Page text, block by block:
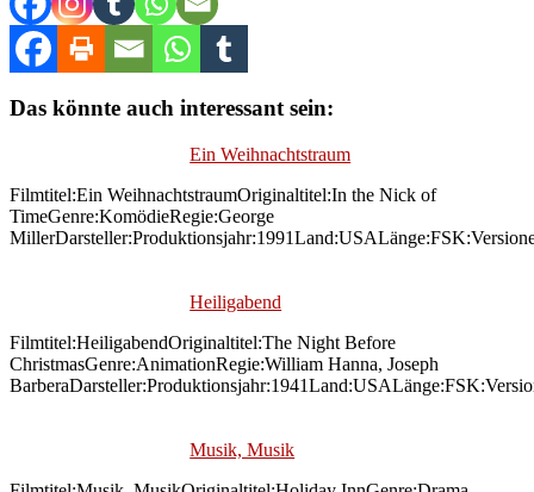
Das könnte auch interessant sein:
Ein Weihnachtstraum
Filmtitel:Ein WeihnachtstraumOriginaltitel:In the Nick of
TimeGenre:KomödieRegie:George
Heiligabend
Filmtitel:HeiligabendOriginaltitel:The Night Before
ChristmasGenre:AnimationRegie:William Hanna, Joseph
Musik, Musik